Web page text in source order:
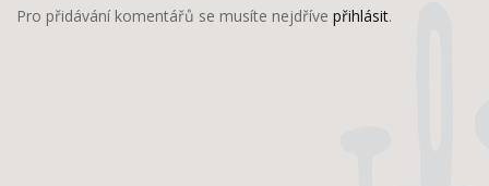
Pro přidávání komentářů se musíte nejdříve přihlásit.